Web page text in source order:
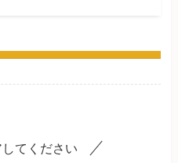
てください